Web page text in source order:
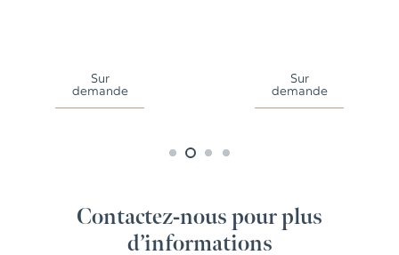
Sur
demande
Sur
demande
Contactez-nous pour plus
d’informations